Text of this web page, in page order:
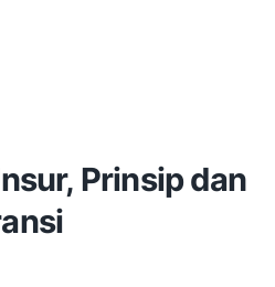
Prinsip dan